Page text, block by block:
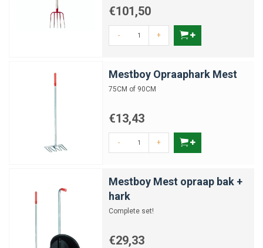
€101,50
- +
Mestboy Opraaphark Mest
75CM of 90CM
€13,43
- +
Mestboy Mest opraap bak +
hark
Complete set!
€29,33